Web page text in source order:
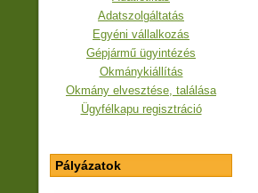
Adatszolgáltatás
Egyéni vállalkozás
Gépjármű ügyintézés
Okmánykiállítás
Okmány elvesztése, találása
Ügyfélkapu regisztráció
Pályázatok